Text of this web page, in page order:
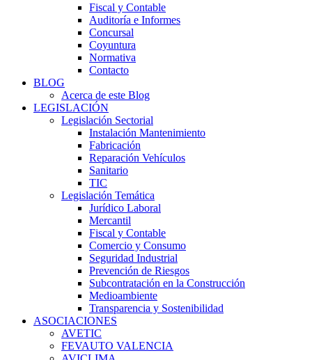
Fiscal y Contable
Auditoría e Informes
Concursal
Coyuntura
Normativa
Contacto
BLOG
Acerca de este Blog
LEGISLACIÓN
Legislación Sectorial
Instalación Mantenimiento
Fabricación
Reparación Vehículos
Sanitario
TIC
Legislación Temática
Jurídico Laboral
Mercantil
Fiscal y Contable
Comercio y Consumo
Seguridad Industrial
Prevención de Riesgos
Subcontratación en la Construcción
Medioambiente
Transparencia y Sostenibilidad
ASOCIACIONES
AVETIC
FEVAUTO VALENCIA